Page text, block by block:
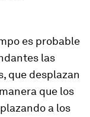
es probable
las
que desplazan
que los
a los